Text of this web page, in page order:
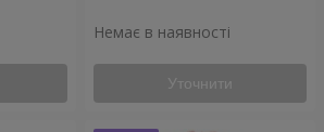
Немає в наявності
Уточнити